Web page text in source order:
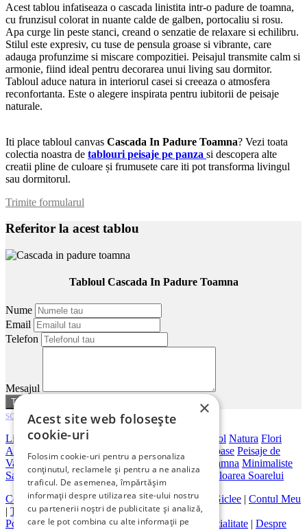
Acest tablou infatiseaza o cascada linistita intr-o padure de toamna,
cu frunzisul colorat in nuante calde de galben, portocaliu si rosu.
Apa curge lin peste stanci, creand o senzatie de relaxare si echilibru.
Stilul este expresiv, cu tuse de pensula groase si vibrante, care
adauga profunzime si miscare compozitiei. Peisajul transmite calm si
armonie, fiind ideal pentru decorarea unui living sau dormitor.
Tabloul aduce natura in interiorul casei si creeaza o atmosfera
reconfortanta. Este o alegere inspirata pentru iubitorii de peisaje
naturale.
Iti place tabloul canvas Cascada In Padure Toamna? Vezi toata
colectia noastra de tablouri peisaje pe panza si descopera alte
creatii pline de culoare și frumusete care iti pot transforma livingul
sau dormitorul.
Trimite formularul
Referitor la acest tablou
Tabloul Cascada In Padure Toamna
Nume
Email
Telefon
Mesajul
scroll
Living Dormitor Dimensiuni Mari Hol Natura Flori
Abstracte
Peisaje Abstracte Orase Frumoase Peisaje de
Vara
Bar Japoneze Peisaje Marine Peisaje De Toamna Minimaliste
Salon Cai Feng Shui Nuduri Trandafiri Vintage
Floarea Soarelui
Contact|Despre galeriaq|Calitatea Tablourilor Giclee | Contul Meu
| Tablouri la Comanda
Politica de Livrare si Retur|Politica de Confidentialitate | Despre
×
Acest site web folosește
cookie-uri
Folosim cookie-uri pentru a personaliza
conținutul, reclamele și pentru a ne analiza
traficul. De asemenea, împărtășim
informații despre utilizarea site-ului nostru
cu partenerii noștri de publicitate și analiză,
care le pot combina cu alte informații pe